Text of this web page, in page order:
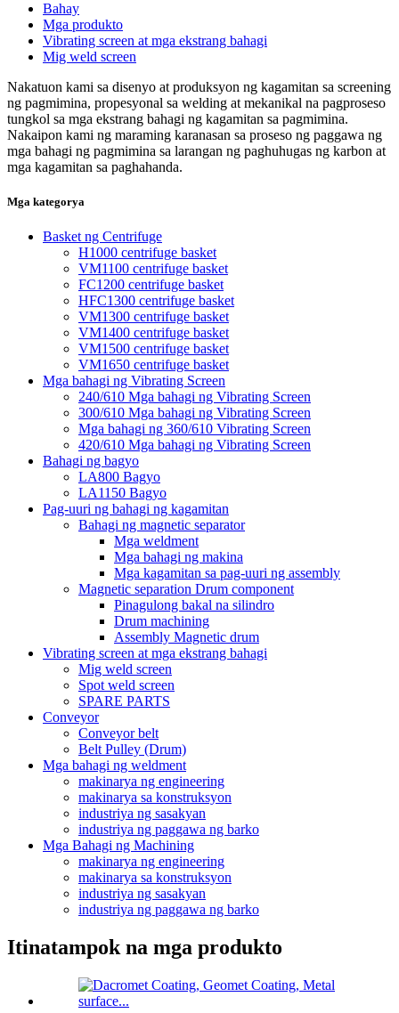
Bahay
Mga produkto
Vibrating screen at mga ekstrang bahagi
Mig weld screen
Nakatuon kami sa disenyo at produksyon ng kagamitan sa screening
ng pagmimina, propesyonal sa welding at mekanikal na pagproseso
tungkol sa mga ekstrang bahagi ng kagamitan sa pagmimina.
Nakaipon kami ng maraming karanasan sa proseso ng paggawa ng
mga bahagi ng pagmimina sa larangan ng paghuhugas ng karbon at
mga kagamitan sa paghahanda.
Mga kategorya
Basket ng Centrifuge
H1000 centrifuge basket
VM1100 centrifuge basket
FC1200 centrifuge basket
HFC1300 centrifuge basket
VM1300 centrifuge basket
VM1400 centrifuge basket
VM1500 centrifuge basket
VM1650 centrifuge basket
Mga bahagi ng Vibrating Screen
240/610 Mga bahagi ng Vibrating Screen
300/610 Mga bahagi ng Vibrating Screen
Mga bahagi ng 360/610 Vibrating Screen
420/610 Mga bahagi ng Vibrating Screen
Bahagi ng bagyo
LA800 Bagyo
LA1150 Bagyo
Pag-uuri ng bahagi ng kagamitan
Bahagi ng magnetic separator
Mga weldment
Mga bahagi ng makina
Mga kagamitan sa pag-uuri ng assembly
Magnetic separation Drum component
Pinagulong bakal na silindro
Drum machining
Assembly Magnetic drum
Vibrating screen at mga ekstrang bahagi
Mig weld screen
Spot weld screen
SPARE PARTS
Conveyor
Conveyor belt
Belt Pulley (Drum)
Mga bahagi ng weldment
makinarya ng engineering
makinarya sa konstruksyon
industriya ng sasakyan
industriya ng paggawa ng barko
Mga Bahagi ng Machining
makinarya ng engineering
makinarya sa konstruksyon
industriya ng sasakyan
industriya ng paggawa ng barko
Itinatampok na mga produkto